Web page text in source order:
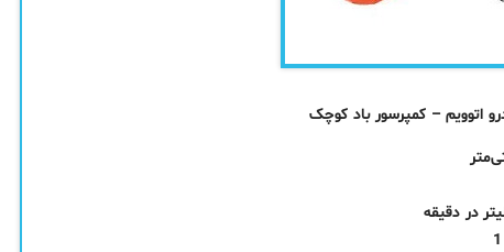
اتوویم – کمپرسور باد کوچک